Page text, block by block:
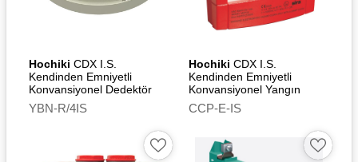
Hochiki CDX I.S.
Kendinden Emniyetli
Konvansiyonel Dedektör
Montaj Tabanı (Ivory)
YBN-R/4IS
Hochiki CDX I.S.
Kendinden Emniyetli
Konvansiyonel Yangın
İhbar Butonu
CCP-E-IS